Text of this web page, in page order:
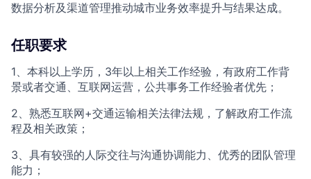
数据分析及渠道管理推动城市业务效率提升与结果达成。
任职要求
1、本科以上学历，3年以上相关工作经验，有政府工作背
景或者交通、互联网运营，公共事务工作经验者优先；
2、熟悉互联网+交通运输相关法律法规，了解政府工作流
程及相关政策；
3、具有较强的人际交往与沟通协调能力、优秀的团队管理
能力；